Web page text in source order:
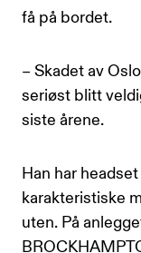
få på bordet.
– Skadet av
seriøst blitt
siste årene.
Han har
karakteristiske
uten. På